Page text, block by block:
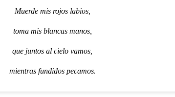
Muerde mis rojos labios,
toma mis blancas manos,
que juntos al cielo vamos,
mientras fundidos pecamos.